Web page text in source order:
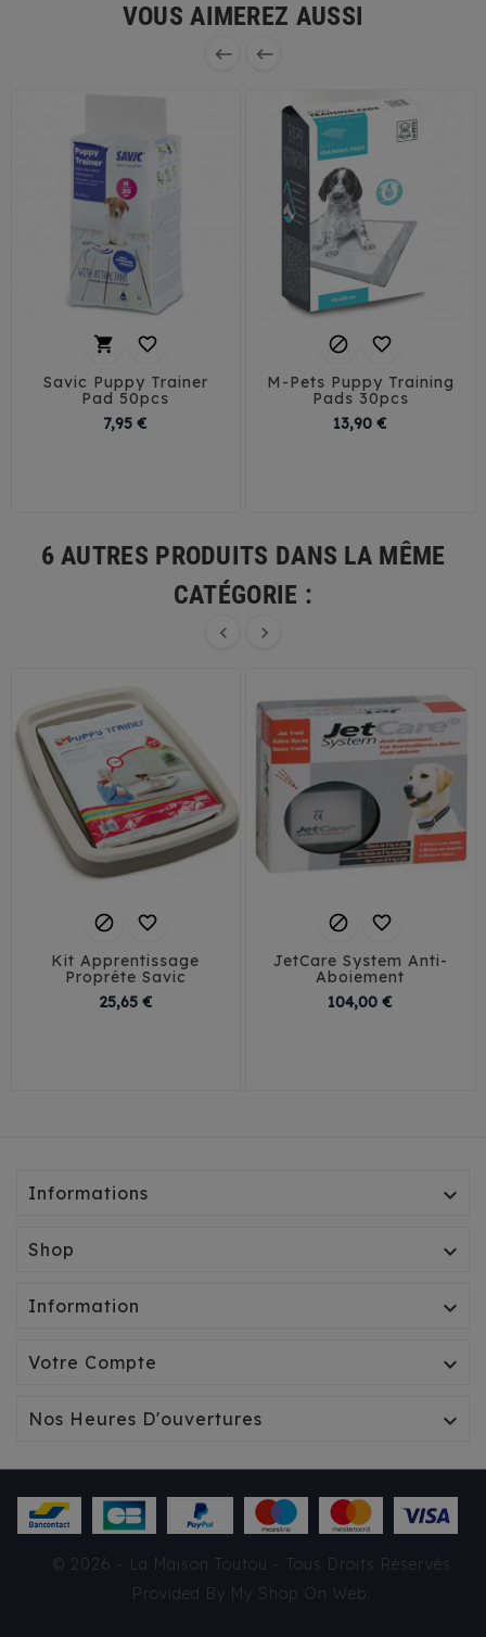
VOUS AIMEREZ AUSSI
 
 
Savic Puppy Trainer
Pad 50pcs
7,95 €
 
M-Pets Puppy Training
Pads 30pcs
13,90 €
6 AUTRES PRODUITS DANS LA MÊME
CATÉGORIE :
 
 
Kit Apprentissage
Propréte Savic
25,65 €Prix
 
JetCare System Anti-
Aboiement
104,00 €
Informations 
Shop 
Information 
Votre Compte 
Nos Heures D'ouvertures 
© 2026 - La Maison Toutou - Tous Droits Réservés
Provided By My Shop On Web